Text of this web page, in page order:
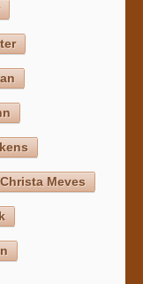
Christa Meves